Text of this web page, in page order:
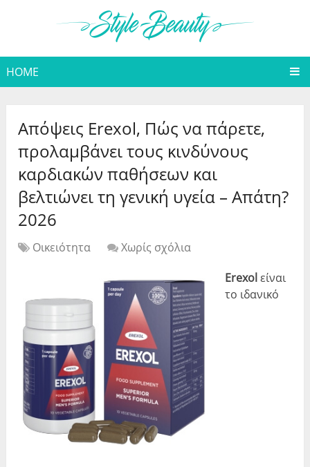
HOME
Απόψεις Erexol, Πώς να πάρετε,
προλαμβάνει τους κινδύνους
καρδιακών παθήσεων και
βελτιώνει τη γενική υγεία – Απάτη?
2026
Οικειότητα
Χωρίς σχόλια
Erexol είναι
το ιδανικό